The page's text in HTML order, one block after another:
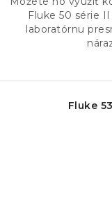
Fluke 50 série
laboratórnu
Fluke